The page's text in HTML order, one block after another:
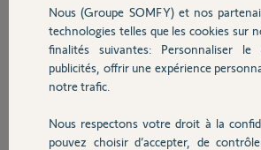
Sécurité
Domotique
Chauffage
il y a plus de 8 ans
Participer au fil de
Nous (Groupe SOMFY) et nos
technologies telles que les cookies sur
finalités suivantes: Personnaliser
publicités, offrir une expérience
notre trafic.
Nous respectons votre droit à la
pouvez choisir d’accepter, de